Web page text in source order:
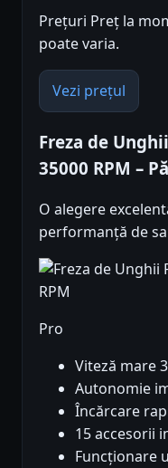
Prețuri Preț la
poate varia.
Vezi prețul
Freza de
35000 RPM –
O alegere
performanță de
Pro
Viteză mare
Autonomie
Încărcare
15 accesorii
Funcționare